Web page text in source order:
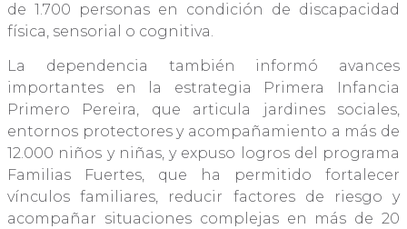
de 1.700 personas en condición de discapacidad
física, sensorial o cognitiva.
La dependencia también informó avances
importantes en la estrategia Primera Infancia
Primero Pereira, que articula jardines sociales,
entornos protectores y acompañamiento a más de
12.000 niños y niñas, y expuso logros del programa
Familias Fuertes, que ha permitido fortalecer
vínculos familiares, reducir factores de riesgo y
acompañar situaciones complejas en más de 20